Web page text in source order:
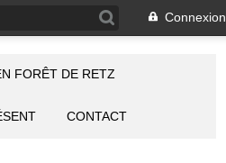
Connexion
FORÊT DE RETZ
CONTACT